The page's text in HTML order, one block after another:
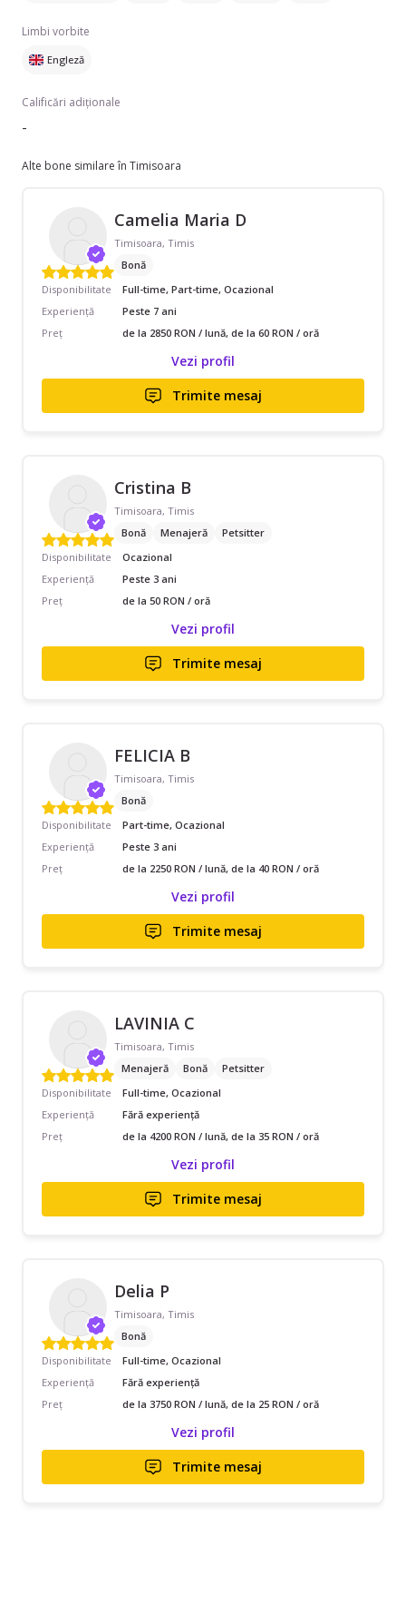
Limbi vorbite
Engleză
Calificări adiționale
-
Alte bone similare în Timisoara
Camelia Maria D
Timisoara, Timis
Bonă
Disponibilitate
Full-time, Part-time, Ocazional
Experiență
Peste 7 ani
Preț
de la 2850 RON / lună, de la 60 RON / oră
Vezi profil
Trimite mesaj
Cristina B
Timisoara, Timis
Bonă
Menajeră
Petsitter
Disponibilitate
Ocazional
Experiență
Peste 3 ani
Preț
de la 50 RON / oră
Vezi profil
Trimite mesaj
FELICIA B
Timisoara, Timis
Bonă
Disponibilitate
Part-time, Ocazional
Experiență
Peste 3 ani
Preț
de la 2250 RON / lună, de la 40 RON / oră
Vezi profil
Trimite mesaj
LAVINIA C
Timisoara, Timis
Menajeră
Bonă
Petsitter
Disponibilitate
Full-time, Ocazional
Experiență
Fără experiență
Preț
de la 4200 RON / lună, de la 35 RON / oră
Vezi profil
Trimite mesaj
Delia P
Timisoara, Timis
Bonă
Disponibilitate
Full-time, Ocazional
Experiență
Fără experiență
Preț
de la 3750 RON / lună, de la 25 RON / oră
Vezi profil
Trimite mesaj